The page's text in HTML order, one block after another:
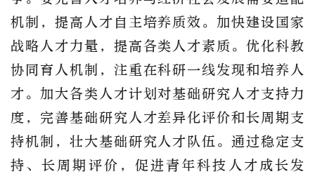
机制，提高人才自主培养质效。加快建设国家
战略人才力量，提高各类人才素质。优化科教
协同育人机制，注重在科研一线发现和培养人
才。加大各类人才计划对基础研究人才支持力
度，完善基础研究人才差异化评价和长周期支
持机制，壮大基础研究人才队伍。通过稳定支
持、长周期评价，促进青年科技人才成长发